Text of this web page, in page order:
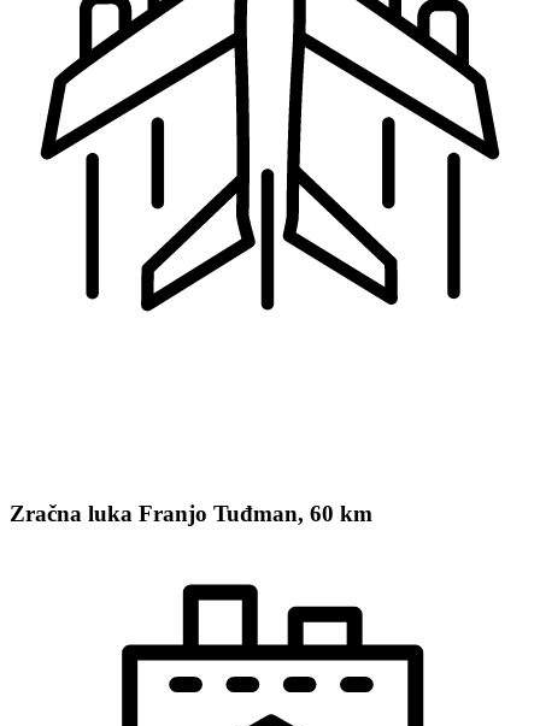
Zračna luka Franjo Tuđman, 60 km